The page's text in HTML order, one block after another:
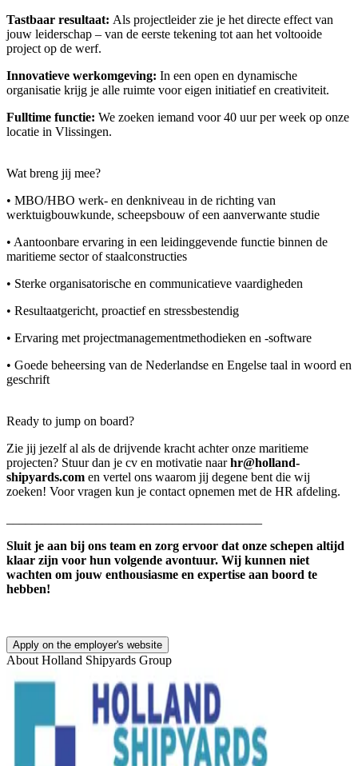
Tastbaar resultaat: Als projectleider zie je het directe effect van
jouw leiderschap – van de eerste tekening tot aan het voltooide
project op de werf.
Innovatieve werkomgeving: In een open en dynamische
organisatie krijg je alle ruimte voor eigen initiatief en creativiteit.
Fulltime functie: We zoeken iemand voor 40 uur per week op onze
locatie in Vlissingen.
Wat breng jij mee?
• MBO/HBO werk- en denkniveau in de richting van
werktuigbouwkunde, scheepsbouw of een aanverwante studie
• Aantoonbare ervaring in een leidinggevende functie binnen de
maritieme sector of staalconstructies
• Sterke organisatorische en communicatieve vaardigheden
• Resultaatgericht, proactief en stressbestendig
• Ervaring met projectmanagementmethodieken en -software
• Goede beheersing van de Nederlandse en Engelse taal in woord en
geschrift
Ready to jump on board?
Zie jij jezelf al als de drijvende kracht achter onze maritieme
projecten? Stuur dan je cv en motivatie naarhr@holland-
shipyards.com en vertel ons waarom jij degene bent die wij
zoeken! Voor vragen kun je contact opnemen met de HR afdeling.
Sluit je aan bij ons team en zorg ervoor dat onze schepen altijd
klaar zijn voor hun volgende avontuur. Wij kunnen niet
wachten om jouw enthousiasme en expertise aan boord te
hebben!
Apply on the employer's website
About Holland Shipyards Group